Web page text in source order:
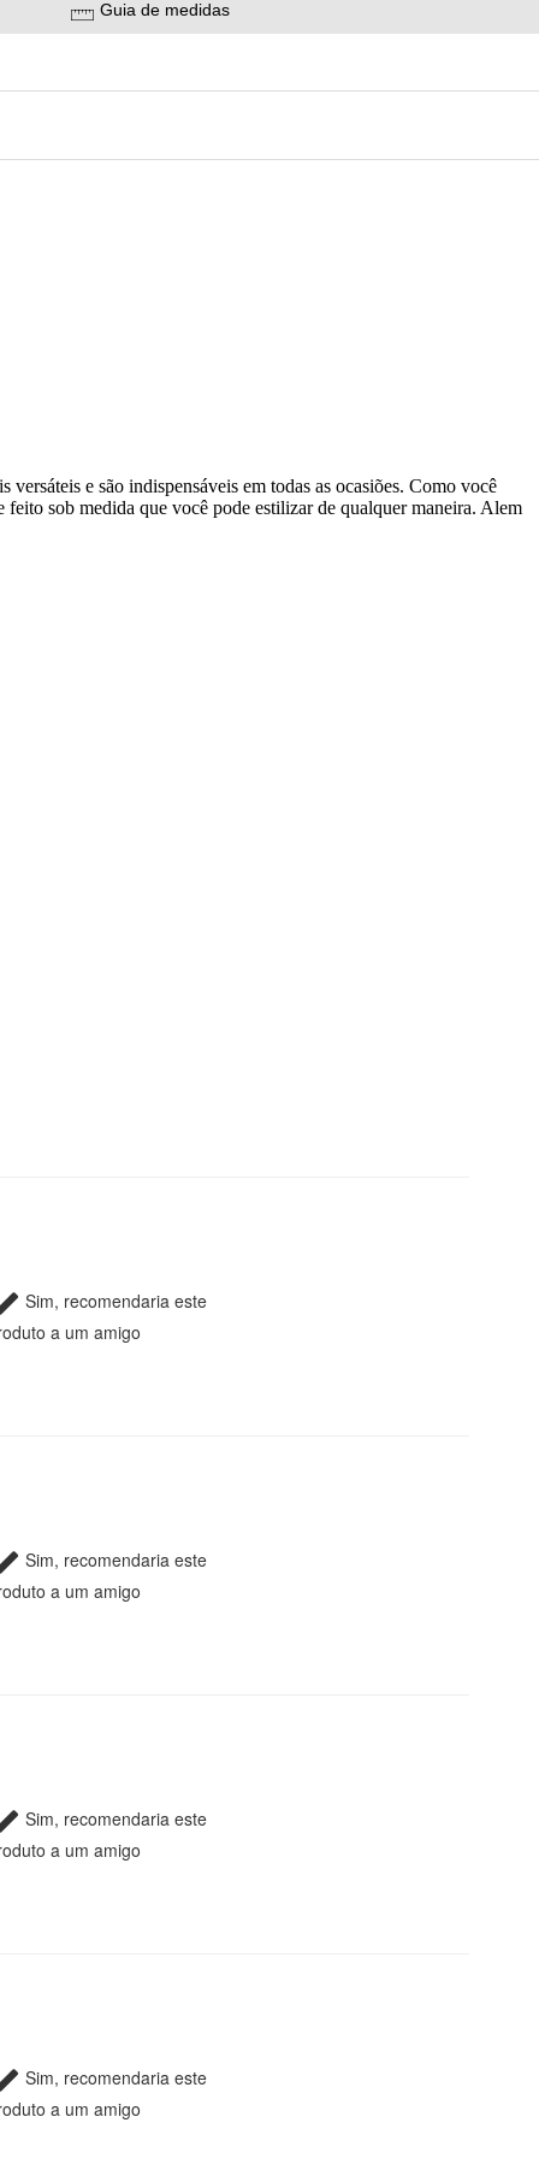
Guia de medidas
e são indispensáveis em todas as ocasiões. Como você
sob medida que você pode estilizar de qualquer maneira. Alem
Sim, recomendaria este
a um amigo
Sim, recomendaria este
a um amigo
Sim, recomendaria este
a um amigo
Sim, recomendaria este
a um amigo